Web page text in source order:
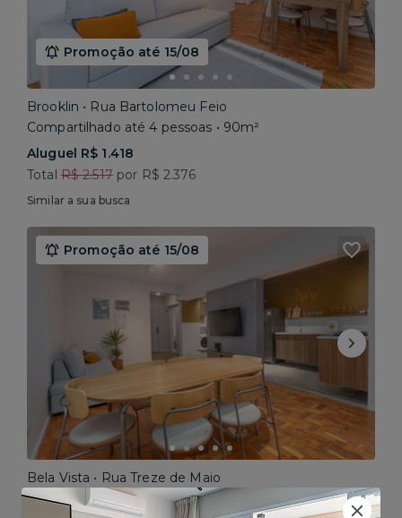
Promoção até 15/08
Brooklin • Rua Bartolomeu Feio
Compartilhado até 4 pessoas • 90m²
Aluguel R$ 1.418
Total R$ 2.517por R$ 2.376
Similar a sua busca
Promoção até 15/08
Bela Vista • Rua Treze de Maio
Compartilhado até 5 pessoas • 160m²